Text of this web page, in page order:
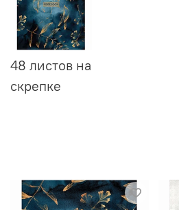
48 листов на
скрепке